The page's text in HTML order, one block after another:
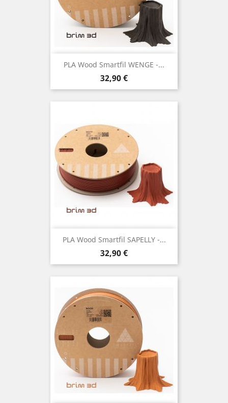
PLA Wood Smartfil WENGE -...
Preço
32,90 €
PLA Wood Smartfil SAPELLY -...
Preço
32,90 €